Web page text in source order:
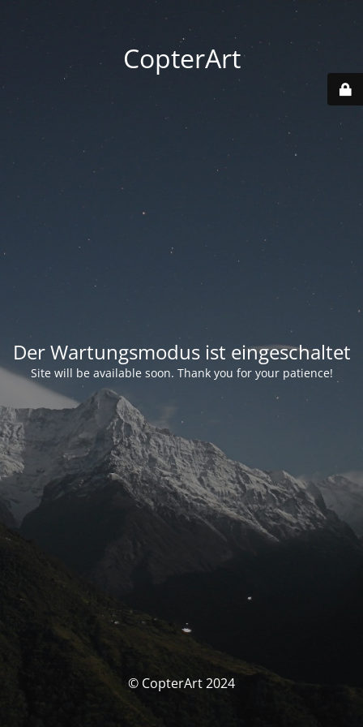
CopterArt
Der Wartungsmodus ist eingeschaltet
Site will be available soon. Thank you for your patience!
© CopterArt 2024